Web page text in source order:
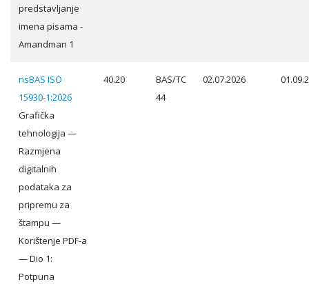
predstavljanje
imena pisama -
Amandman 1
nsBAS ISO
15930-1:2026
Grafička
tehnologija —
Razmjena
digitalnih
podataka za
pripremu za
štampu —
Korištenje PDF-a
— Dio 1:
Potpuna
40.20
BAS/TC
44
02.07.2026